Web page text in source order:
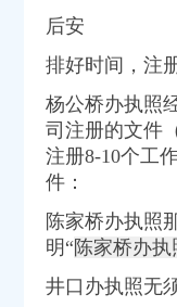
换改造10kV开关柜
--中
弄二手
庆爱问分类
行之？-广州搜
讯网
后安
排好时间，注
杨公桥办执照
司注册的文件
注册8-10个工
件：
陈家桥办执照
明“陈家桥办
井口办执照无